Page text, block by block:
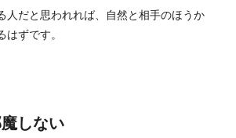
人だと思われれば、自然と相手のほうか
はずです。
しない